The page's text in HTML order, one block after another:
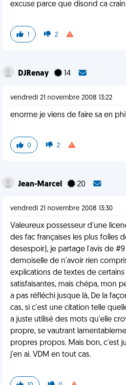
excuse parce que disond ca
1 2
DJRenay 14
vendredi 21 novembre 2008 13:22
enorme je viens de faire sa en
0 2
Jean-Marcel 20
vendredi 21 novembre 2008 13:30
Valeureux possesseur d'une
des fac françaises les plus folles
desespoir), je partage l'avis de
demoiselle de n'avoir rien
explications de textes de
satisfaisantes, mais chépa, mon
a pas réfléchi jusque là, De la
cas, si c'est une citation telle
a juste utilisé des mots qu'elle
propre, se vautrant
propres propos. Mais bon, c'est
j'en ai. VDM en tout cas.